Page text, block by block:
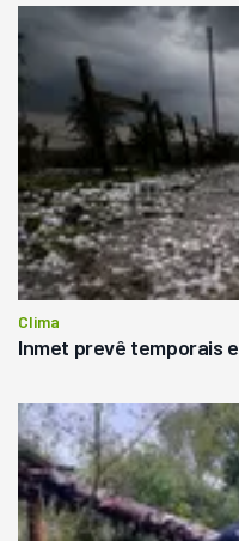
Clima
Inmet prevê temporais